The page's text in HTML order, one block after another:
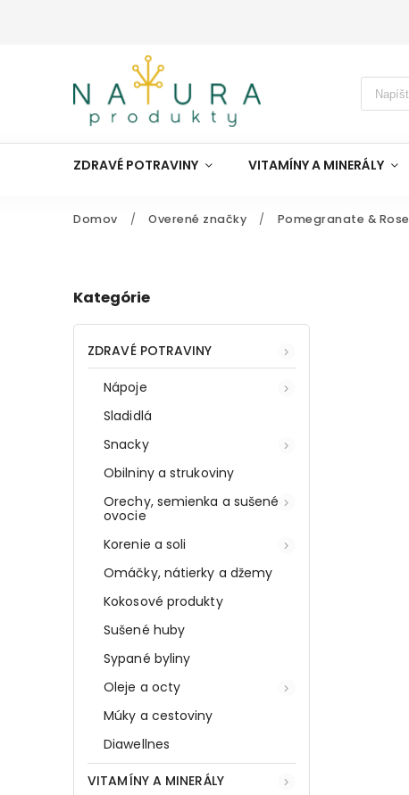
ZDRAVÉ POTRAVINY VITAMÍNY A MINERÁLY
Domov / Overené značky / Pomegranate & Rose
Kategórie
ZDRAVÉ POTRAVINY
Nápoje
Sladidlá
Snacky
Obilniny a strukoviny
Orechy, semienka a sušené
ovocie
Korenie a soli
Omáčky, nátierky a džemy
Kokosové produkty
Sušené huby
Sypané byliny
Oleje a octy
Múky a cestoviny
Diawellnes
VITAMÍNY A MINERÁLY